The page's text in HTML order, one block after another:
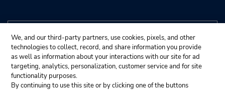
We, and our third-party partners, use cookies, pixels, and other
technologies to collect, record, and share information you provide
as well as information about your interactions with our site for ad
targeting, analytics, personalization, customer service and for site
functionality purposes.
By continuing to use this site or by clicking one of the buttons